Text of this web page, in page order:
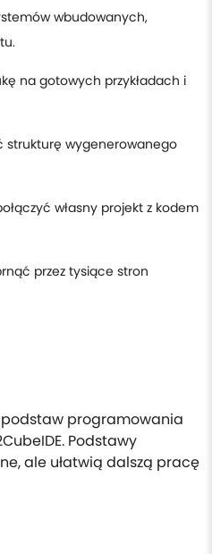
wbudowanych,
na gotowych przykładach i
strukturę wygenerowanego
własny projekt z kodem
przez tysiące stron
programowania
Podstawy
ale ułatwią dalszą pracę